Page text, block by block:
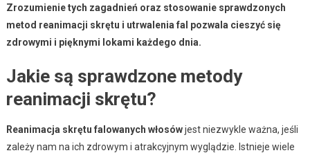
Zrozumienie tych zagadnień oraz stosowanie sprawdzonych
metod reanimacji skrętu i utrwalenia fal pozwala cieszyć się
zdrowymi i pięknymi lokami każdego dnia.
Jakie są sprawdzone metody
reanimacji skrętu?
Reanimacja skrętu falowanych włosówjest niezwykle ważna, jeśli
zależy nam na ich zdrowym i atrakcyjnym wyglądzie. Istnieje wiele